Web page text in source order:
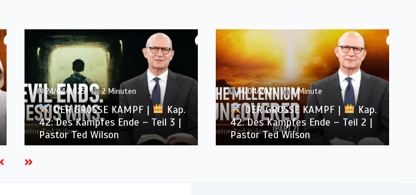
24/04/2025 1 Minute
DER GROSSE KAMPF |
Kap.
42: Des Kampfes Ende – Teil 2 |
Pastor Ted Wilson
24/04/2025 1 Minute
DER GROSSE KAMPF |
Kap.
42: Des Kampfes Ende – Teil 1 |
Pastor Ted Wilson